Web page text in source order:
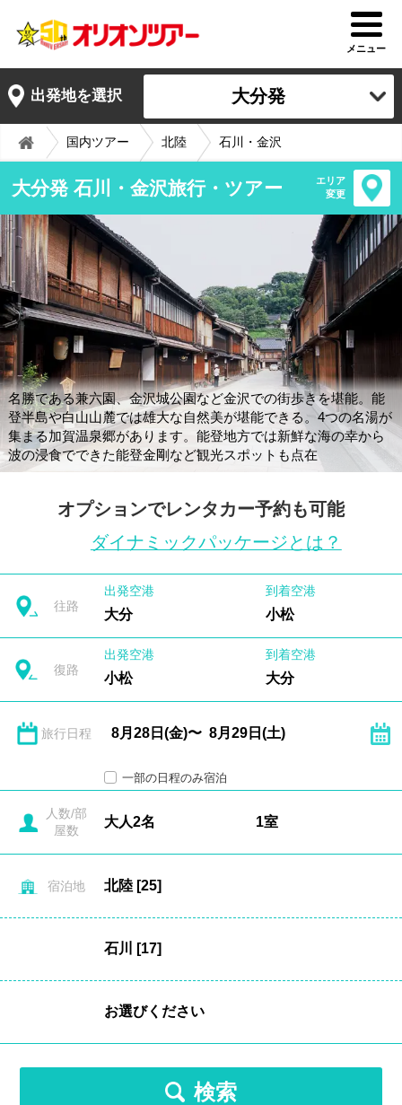
メニュー
出発地を選択 大分発
国内ツアー 北陸 石川・金沢
大分発 石川・金沢旅行・ツアー
エリア
変更
名勝である兼六園、金沢城公園など金沢での街歩きを堪能。能
登半島や白山山麓では雄大な自然美が堪能できる。4つの名湯が
集まる加賀温泉郷があります。能登地方では新鮮な海の幸から
波の浸食でできた能登金剛など観光スポットも点在
オプションでレンタカー予約も可能
ダイナミックパッケージとは？
往路
出発空港
大分
到着空港
小松
復路
出発空港
小松
到着空港
大分
旅行日程
一部の日程のみ宿泊
人数/部
屋数
宿泊地
検索